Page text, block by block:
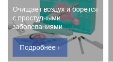
Очищает воздух и борется
с простудными
заболеваниями
Подробнее ›